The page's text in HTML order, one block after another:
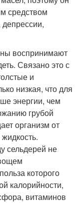
средством
депрессии,
воспринимают
Связано это с
и
низкая, что для
энергии, чем
грубой
организм от
сельдерей не
которого
калорийности,
витаминов